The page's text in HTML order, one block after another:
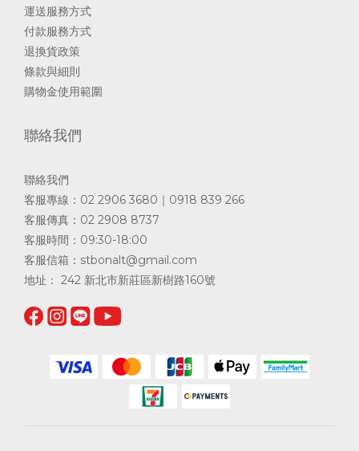
運送服務方式
付款服務方式
退換貨政策
條款與細則
購物金使用範圍
聯絡我們
聯絡我們
客服專線：02 2906 3680｜0918 839 266
客服傳真：02 2908 8737
客服時間：09:30-18:00
客服信箱： stbonalt@gmail.com
地址： 242 新北市新莊區新樹路160號